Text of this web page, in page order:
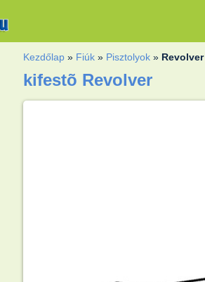
Kezdőlap » Fiúk » Pisztolyok » Revolver
kifestõ Revolver